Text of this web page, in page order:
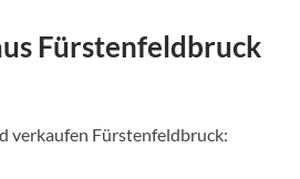
Fürstenfeldbruck
verkaufen Fürstenfeldbruck: